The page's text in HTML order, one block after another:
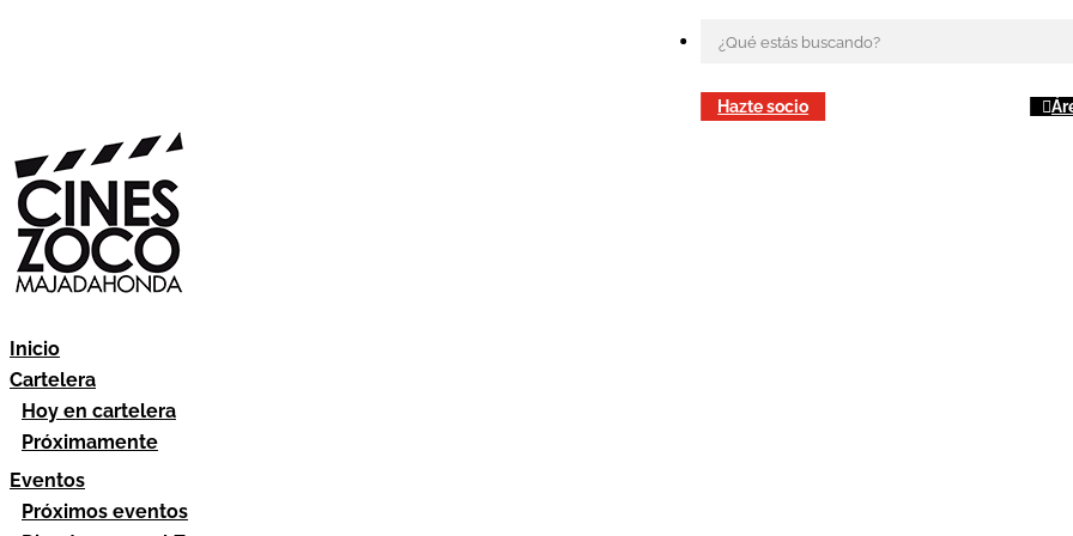
Hazte socio
Inicio
Cartelera
Hoy en cartelera
Próximamente
Eventos
Próximos eventos